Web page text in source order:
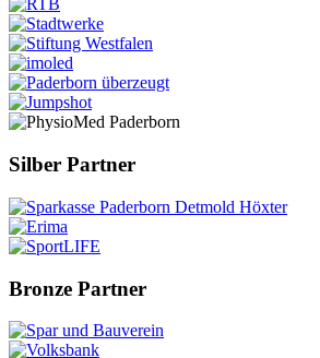
Silber Partner
Bronze Partner